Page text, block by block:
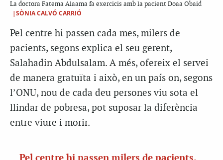
La doctora Fatema Alaama fa exercicis amb la pacient Doaa Obaid
|SÒNIA CALVÓ CARRIÓ
Pel centre hi passen cada mes, milers de
pacients, segons explica el seu gerent,
Salahadin Abdulsalam. A més, ofereix el servei
de manera gratuïta i això, en un país on, segons
l’ONU, nou de cada deu persones viu sota el
llindar de pobresa, pot suposar la diferència
entre viure i morir.